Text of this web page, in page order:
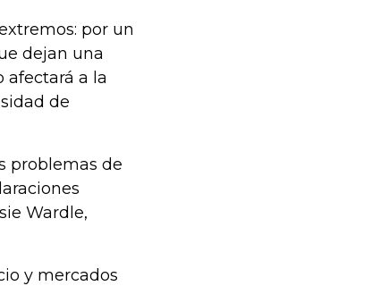
por un
dejan una
afectará a la
de
problemas de
Wardle,
y mercados